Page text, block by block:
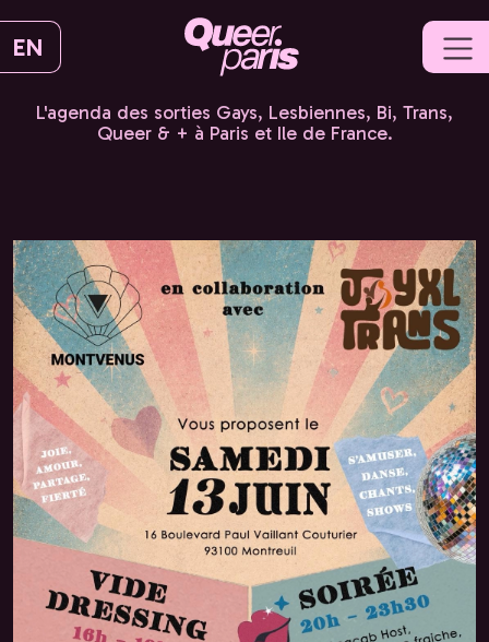
EN
L'agenda des sorties Gays, Lesbiennes, Bi, Trans,
Queer & + à Paris et Ile de France.